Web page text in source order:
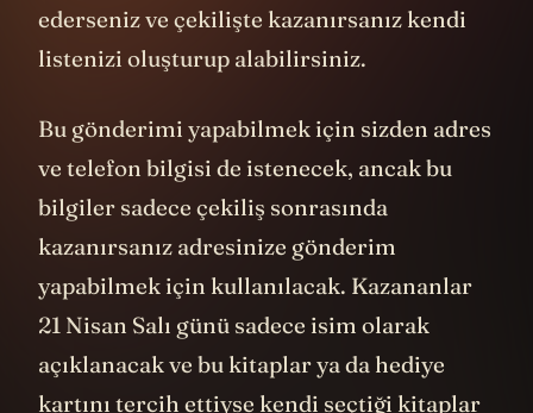
ederseniz ve çekilişte kazanırsanız kendi
listenizi oluşturup alabilirsiniz.
Bu gönderimi yapabilmek için sizden adres
ve telefon bilgisi de istenecek, ancak bu
bilgiler sadece çekiliş sonrasında
kazanırsanız adresinize gönderim
yapabilmek için kullanılacak. Kazananlar
21 Nisan Salı günü sadece isim olarak
açıklanacak ve bu kitaplar ya da hediye
kartını tercih ettiyse kendi seçtiği kitaplar